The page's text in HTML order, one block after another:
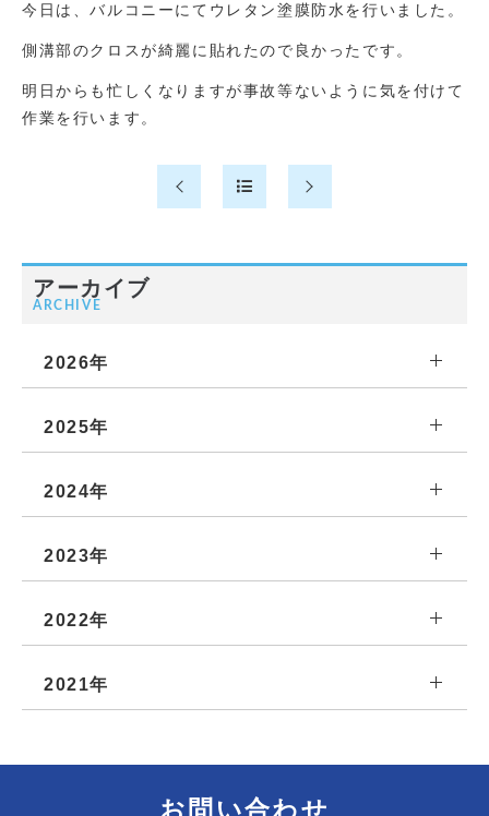
今日は、バルコニーにてウレタン塗膜防水を行いました。
側溝部のクロスが綺麗に貼れたので良かったです。
明日からも忙しくなりますが事故等ないように気を付けて
作業を行います。
アーカイブ
ARCHIVE
2026年
2025年
2024年
2023年
2022年
2021年
お問い合わせ